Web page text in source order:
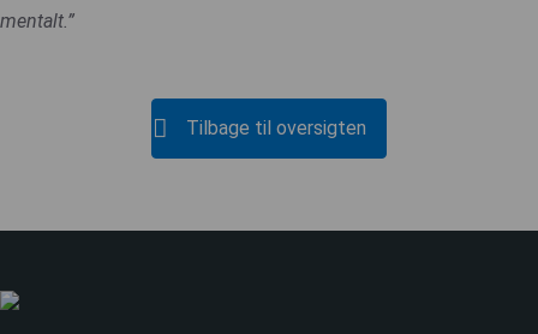
mentalt.”
Tilbage til oversigten